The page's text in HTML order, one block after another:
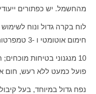
מהחשמל. יש כפתורים
חימום אוטומטי ו -3 טמפרטורות לבישול איטי
10 מנגנוני בטיחות
פועל כמעט ללא רעש, חום
נפח גדול במיוחד, בעל קיבולת 5.7